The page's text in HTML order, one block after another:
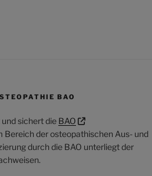
BAO
sichert die BAO
Bereich der osteopathischen Aus- und
durch die BAO unterliegt der